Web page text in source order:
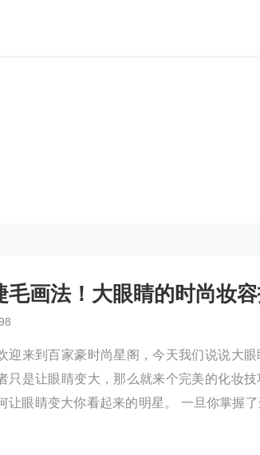
毛画法！大眼睛的时尚妆
迎来到百家豪时尚星阁，今天我们说说大
只是让眼睛变大，那么就来个完美的化妆
让眼睛变大你看起来的明星。 一旦你掌握